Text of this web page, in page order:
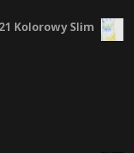
Kolorowy Slim